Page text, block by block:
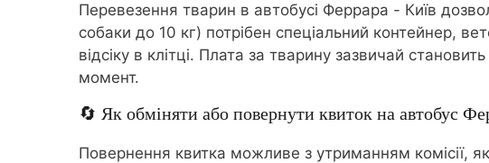
Перевезення тварин в автобусі Феррара - Київ
собаки до 10 кг) потрібен спеціальний контейнер,
відсіку в клітці. Плата за тварину зазвичай
момент.
🔄 Як обміняти або повернути квиток на автобус
Повернення квитка можливе з утриманням комісії,